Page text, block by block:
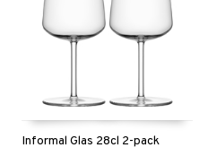
Informal Glas 28cl 2-pack